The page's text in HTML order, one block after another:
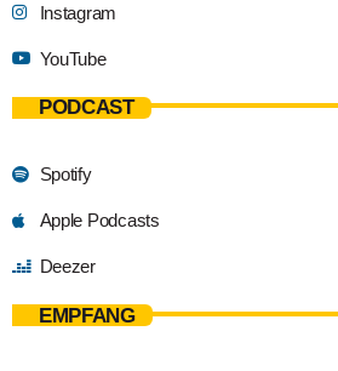
Instagram
YouTube
PODCAST
Spotify
Apple Podcasts
Deezer
EMPFANG